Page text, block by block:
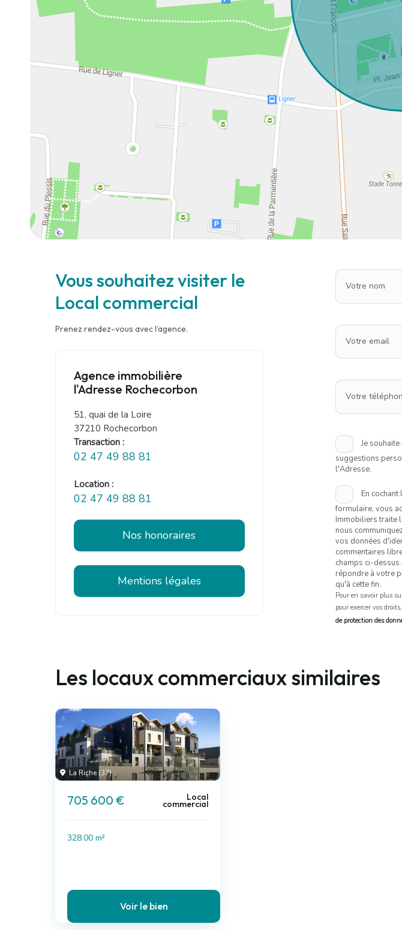
Vous souhaitez visiter le
Local commercial
Prenez rendez-vous avec l'agence.
Agence immobilière
l'Adresse Rochecorbon
51, quai de la Loire
37210 Rochecorbon
Transaction :
02 47 49 88 81
Location :
02 47 49 88 81
Nos honoraires
Mentions légales
Votre nom
Votre email
Votre
Je
suggestions
l'Adresse.
En
formulaire, vous
Immobiliers traite
nous
vos données
commentaires
champs ci-
répondre à votre
qu'à cette fin.
Pour en savoir plus
pour exercer vos
de protection des
Les locaux commerciaux similaires
La Riche (37)
705 600 € Local
commercial
328.00 m²
Voir le bien